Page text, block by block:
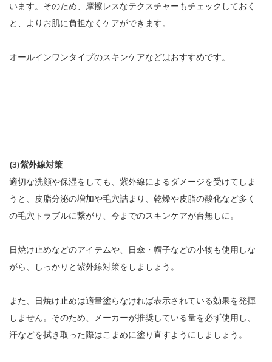
います。そのため、摩擦レスなテクスチャーもチェックしておく
と、よりお肌に負担なくケアができます。
オールインワンタイプのスキンケアなどはおすすめです。
(3)紫外線対策
適切な洗顔や保湿をしても、紫外線によるダメージを受けてしま
うと、皮脂分泌の増加や毛穴詰まり、乾燥や皮脂の酸化など多く
の毛穴トラブルに繋がり、今までのスキンケアが台無しに。
日焼け止めなどのアイテムや、日傘・帽子などの小物も使用しな
がら、しっかりと紫外線対策をしましょう。
また、日焼け止めは適量塗らなければ表示されている効果を発揮
しません。そのため、メーカーが推奨している量を必ず使用し、
汗などを拭き取った際はこまめに塗り直すようにしましょう。